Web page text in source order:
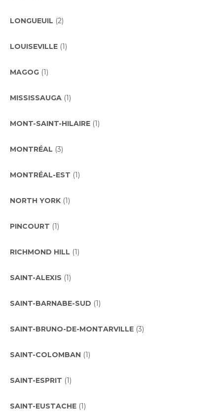
LONGUEUIL (2)
LOUISEVILLE (1)
MAGOG (1)
MISSISSAUGA (1)
MONT-SAINT-HILAIRE (1)
MONTRÉAL (3)
MONTRÉAL-EST (1)
NORTH YORK (1)
PINCOURT (1)
RICHMOND HILL (1)
SAINT-ALEXIS (1)
SAINT-BARNABE-SUD (1)
SAINT-BRUNO-DE-MONTARVILLE (3)
SAINT-COLOMBAN (1)
SAINT-ESPRIT (1)
SAINT-EUSTACHE (1)